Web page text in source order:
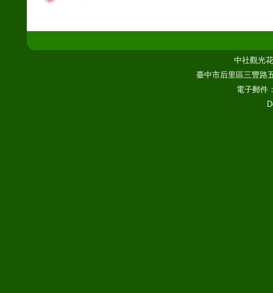
中社觀光
臺中市后里區三豐路
電子郵件